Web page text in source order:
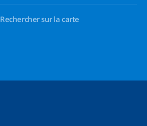
Rechercher sur la carte